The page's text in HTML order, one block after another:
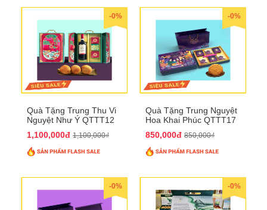
-0%
Quà Tặng Trung Thu Vi
Nguyệt Như Ý QTTT12
1,100,000đ 1,100,000₫
-0%
Quà Tặng Trung Nguyệt
Hoa Khai Phúc QTTT17
850,000đ 850,000₫
-0% -0%